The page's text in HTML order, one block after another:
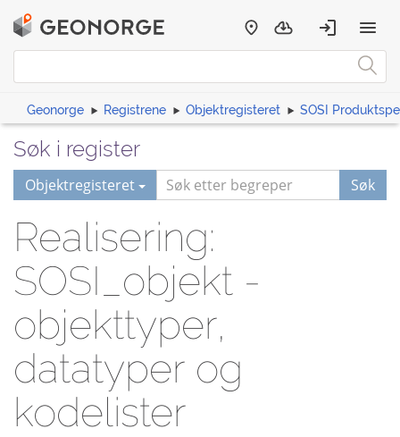
Geonorge Registrene Objektregisteret SOSI
Søk i register
Objektregisteret Søk
Realisering:
SOSI_objekt -
objekttyper,
datatyper og
kodelister